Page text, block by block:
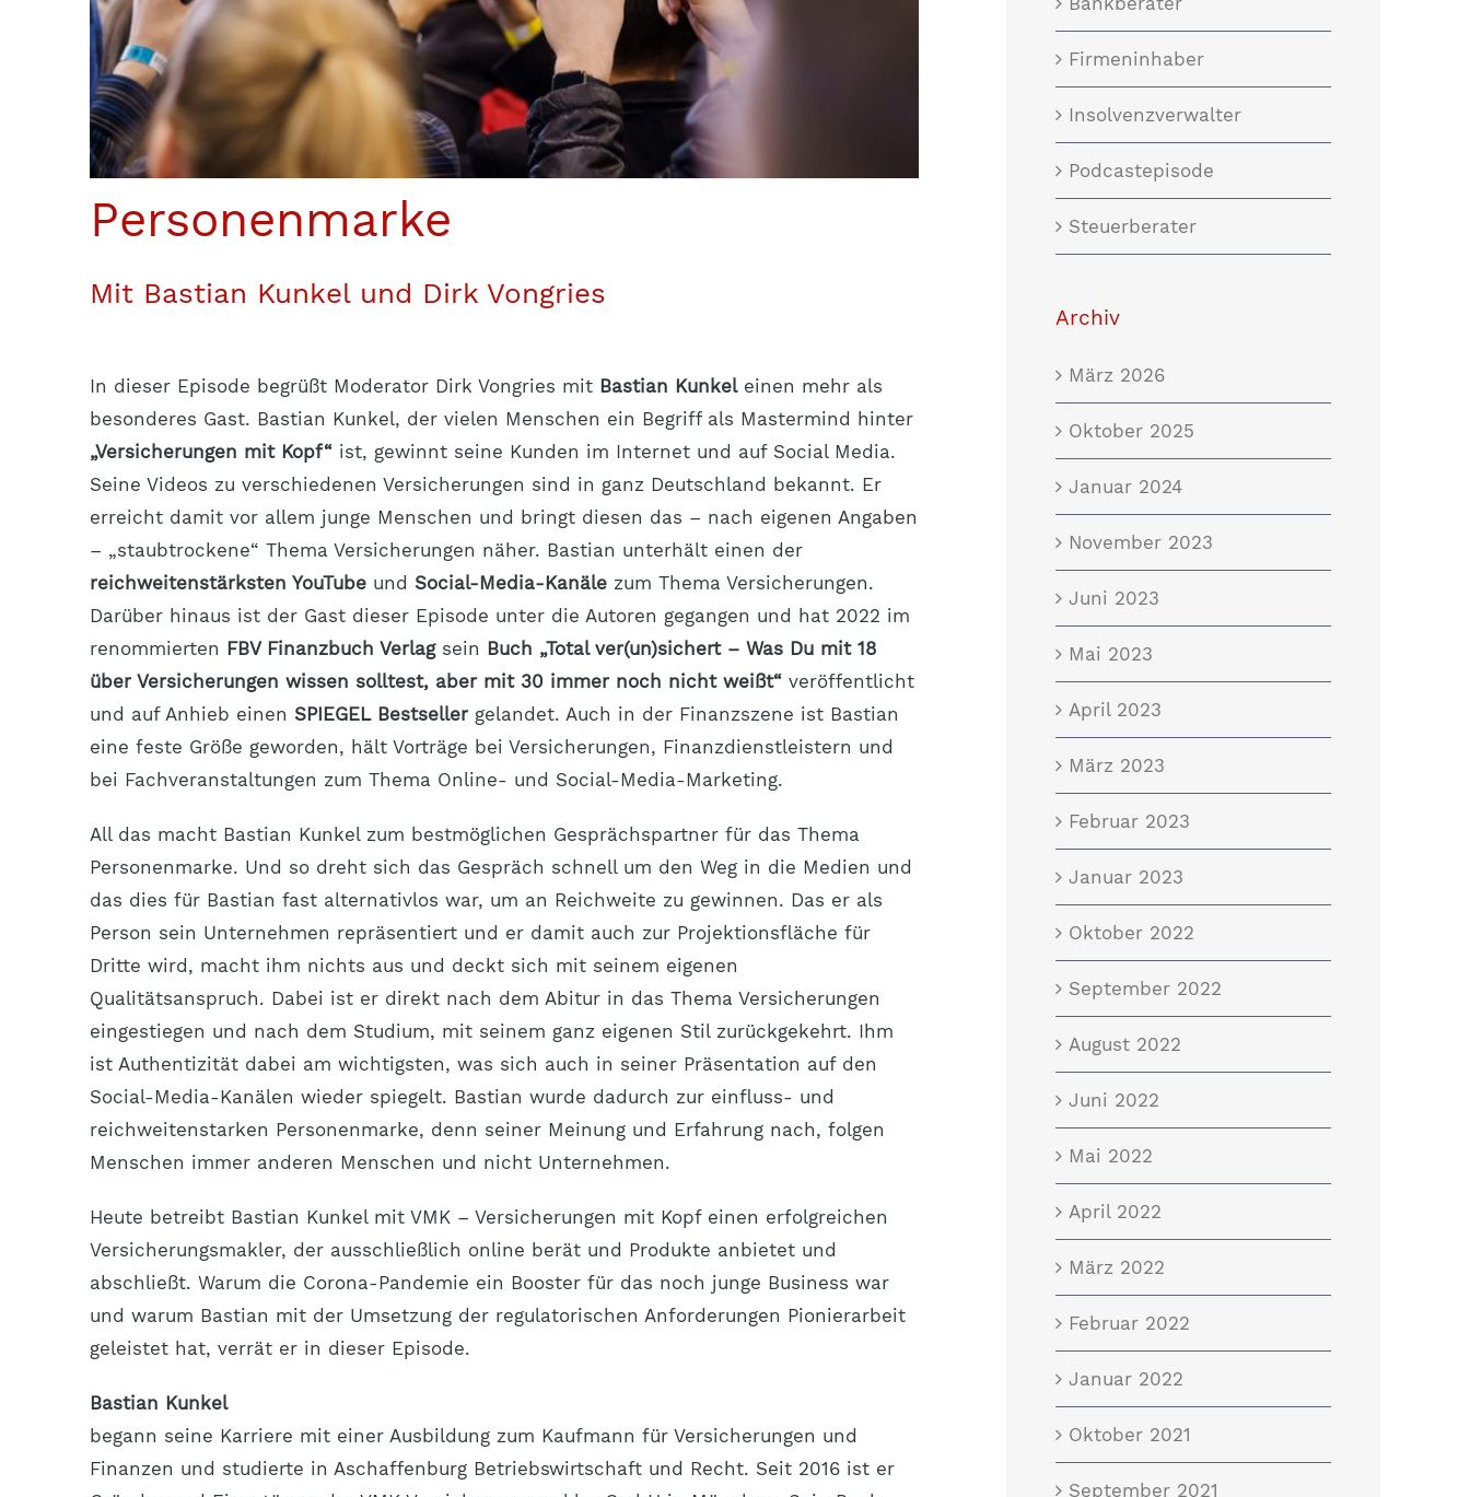
Personenmarke
Mit Bastian Kunkel und Dirk Vongries
In dieser Episode begrüßt Moderator Dirk Vongries mit Bastian Kunkeleinen mehr als
besonderes Gast. Bastian Kunkel, der vielen Menschen ein Begriff als Mastermind hinter
„Versicherungen mit Kopf“ist, gewinnt seine Kunden im Internet und auf Social Media.
Seine Videos zu verschiedenen Versicherungen sind in ganz Deutschland bekannt. Er
erreicht damit vor allem junge Menschen und bringt diesen das – nach eigenen Angaben
– „staubtrockene“ Thema Versicherungen näher. Bastian unterhält einen der
reichweitenstärksten YouTubeund Social-Media-Kanälezum Thema Versicherungen.
Darüber hinaus ist der Gast dieser Episode unter die Autoren gegangen und hat 2022 im
renommierten FBV Finanzbuch Verlagsein Buch „Total ver(un)sichert – Was Du mit 18
über Versicherungen wissen solltest, aber mit 30 immer noch nicht weißt“veröffentlicht
und auf Anhieb einen SPIEGEL Bestsellergelandet. Auch in der Finanzszene ist Bastian
eine feste Größe geworden, hält Vorträge bei Versicherungen, Finanzdienstleistern und
bei Fachveranstaltungen zum Thema Online- und Social-Media-Marketing.
All das macht Bastian Kunkel zum bestmöglichen Gesprächspartner für das Thema
Personenmarke. Und so dreht sich das Gespräch schnell um den Weg in die Medien und
das dies für Bastian fast alternativlos war, um an Reichweite zu gewinnen. Das er als
Person sein Unternehmen repräsentiert und er damit auch zur Projektionsfläche für
Dritte wird, macht ihm nichts aus und deckt sich mit seinem eigenen
Qualitätsanspruch. Dabei ist er direkt nach dem Abitur in das Thema Versicherungen
eingestiegen und nach dem Studium, mit seinem ganz eigenen Stil zurückgekehrt. Ihm
ist Authentizität dabei am wichtigsten, was sich auch in seiner Präsentation auf den
Social-Media-Kanälen wieder spiegelt. Bastian wurde dadurch zur einfluss- und
reichweitenstarken Personenmarke, denn seiner Meinung und Erfahrung nach, folgen
Menschen immer anderen Menschen und nicht Unternehmen.
Heute betreibt Bastian Kunkel mit VMK – Versicherungen mit Kopf einen erfolgreichen
Versicherungsmakler, der ausschließlich online berät und Produkte anbietet und
abschließt. Warum die Corona-Pandemie ein Booster für das noch junge Business war
und warum Bastian mit der Umsetzung der regulatorischen Anforderungen Pionierarbeit
geleistet hat, verrät er in dieser Episode.
Bastian Kunkel
begann seine Karriere mit einer Ausbildung zum Kaufmann für Versicherungen und
Finanzen und studierte in Aschaffenburg Betriebswirtschaft und Recht. Seit 2016 ist er
Firmeninhaber
Insolvenzverwalter
Podcastepisode
Steuerberater
Archiv
März 2026
Oktober 2025
Januar 2024
November 2023
Juni 2023
Mai 2023
April 2023
März 2023
Februar 2023
Januar 2023
Oktober 2022
September 2022
August 2022
Juni 2022
Mai 2022
April 2022
März 2022
Februar 2022
Januar 2022
Oktober 2021
September 2021